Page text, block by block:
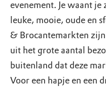
evenement. Je waant
leuke, mooie, oude en
& Brocantemarkten
uit het grote aantal
buitenland dat deze
Voor een hapje en een